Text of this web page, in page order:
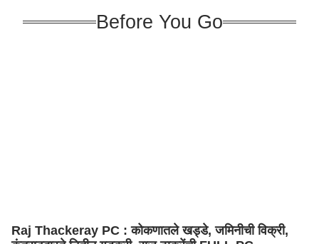
Before You Go
Raj Thackeray PC : कोकणातले खड्डे, जमिनीची विक्री,